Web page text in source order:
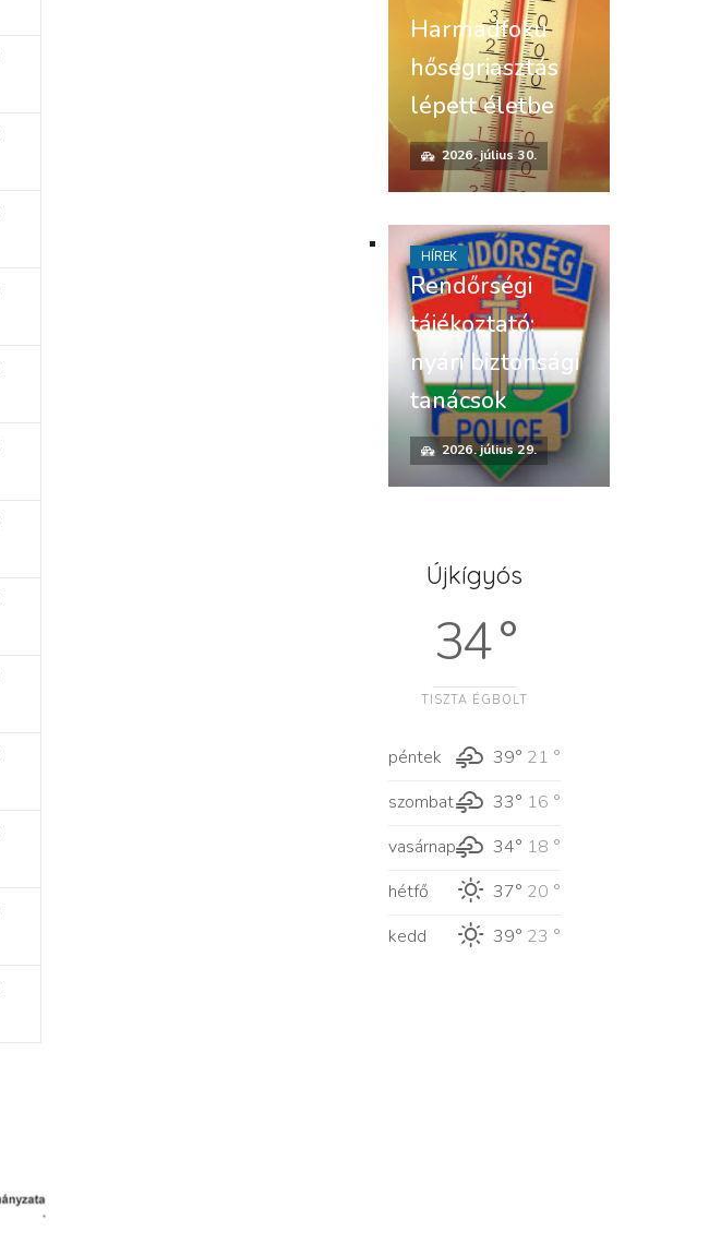
Harmadfokú
hőségriasztás
lépett életbe
2026. július 30.
Rendőrségi
tájékoztató:
nyári biztonsági
tanácsok
2026. július 29.
HÍREK
Újkígyós
34 °
TISZTA ÉGBOLT
péntek 39° 21 °
szombat
33° 16 °
vasárnap
34° 18 °
hétfő
37° 20 °
kedd
39° 23 °